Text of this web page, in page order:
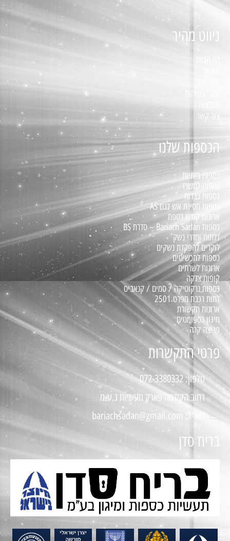
ניווט מהיר
צור קשר
הכספות שלנו
כספות ביתיות
כספות למשרד
כספות כבדות
כספות חסינת אש דגם AS
ארונות קודש כספת
כספות Bariach Sadan – סדרת BS
דלתות וחדרי נשק
לוקרים להפקדת נשקים
כספות לתכשיטים
ארונות לשרתים
קופות צדקה
כספות נרקוטיקה / סמים / קנאביס
לתות רכבת מפרט 2501
ארונות תקשורת
מיגון כספומטים
פריצה קרה
פרטי התקשרות
טלפון: 072-3380332
רחוב הקידמה פארק תעשיות נ.ע.מ
דוא"ל: bariachsadan@gmail.com
בריח סדן